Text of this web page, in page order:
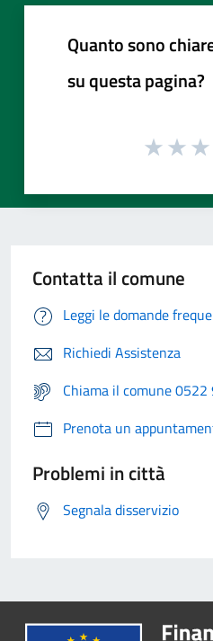
Quanto sono
su questa pagina?
Contatta il comune
Leggi le domande
Richiedi Assistenza
Chiama il comune 0522
Prenota un
Problemi in città
Segnala disservizio